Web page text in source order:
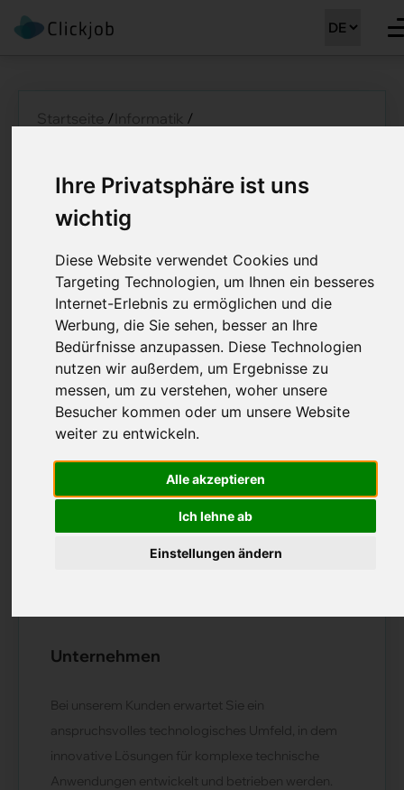
Ihre Privatsphäre ist uns
wichtig
Diese Website verwendet Cookies und
Targeting Technologien, um Ihnen ein besseres
Internet-Erlebnis zu ermöglichen und die
Werbung, die Sie sehen, besser an Ihre
Bedürfnisse anzupassen. Diese Technologien
nutzen wir außerdem, um Ergebnisse zu
messen, um zu verstehen, woher unsere
Besucher kommen oder um unsere Website
weiter zu entwickeln.
Alle akzeptieren
Ich lehne ab
Einstellungen ändern
Startseite / Informatik /
Senior Software
Engineer (m/w/d)
Backend und
100%
Job Details: Informatik
CLJ-KK 41824
Job registriert am:07.04.2026 Region:Nordwestschweiz
Ihre Ansprechsperson :Kasandra Koob
nach Vereinbarung
Unternehmen
Bei unserem Kunden erwartet Sie ein
anspruchsvolles technologisches Umfeld, in dem
innovative Lösungen für komplexe technische
Anwendungen entwickelt und betrieben werden.